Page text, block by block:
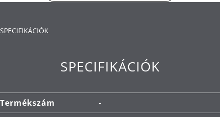
Tisztítás: mosogatógépben mosható.
SPECIFIKÁCIÓK
SPECIFIKÁCIÓK
Termékszám
-